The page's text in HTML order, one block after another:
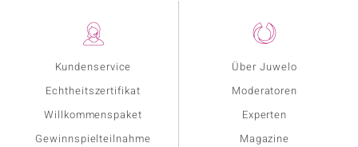
Kundenservice
Echtheitszertifikat
Willkommenspaket
Gewinnspielteilnahme
Über Juwelo
Moderatoren
Experten
Magazine